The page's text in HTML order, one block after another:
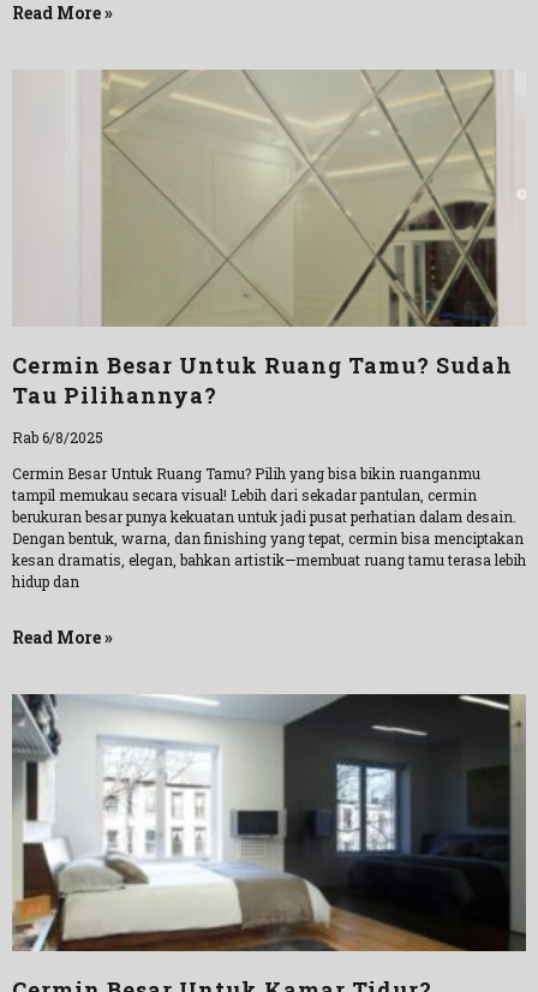
Read More »
Cermin Besar Untuk Ruang Tamu? Sudah
Tau Pilihannya?
Rab 6/8/2025
Cermin Besar Untuk Ruang Tamu? Pilih yang bisa bikin ruanganmu
tampil memukau secara visual! Lebih dari sekadar pantulan, cermin
berukuran besar punya kekuatan untuk jadi pusat perhatian dalam desain.
Dengan bentuk, warna, dan finishing yang tepat, cermin bisa menciptakan
kesan dramatis, elegan, bahkan artistik—membuat ruang tamu terasa lebih
hidup dan
Read More »